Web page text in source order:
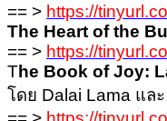
== > https://
The Heart of the
== > https://
The Book of Joy:
โดย Dalai Lama แล